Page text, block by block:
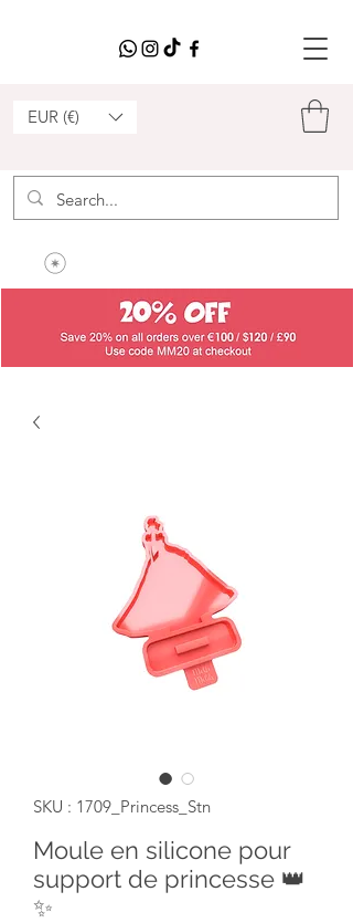
EUR (€)
SKU : 1709_Princess_Stn
Moule en silicone pour
support de princesse 👑
✨